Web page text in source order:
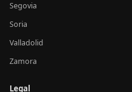
Segovia
Soria
Valladolid
Zamora
Legal